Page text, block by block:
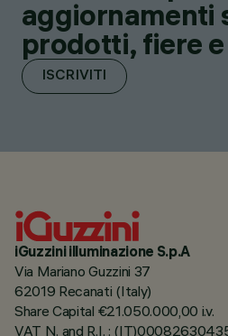
aggiornamenti
prodotti, fiere
ISCRIVITI
iGuzzini illuminazione S.p.A
Via Mariano Guzzini 37
62019 Recanati (Italy)
Share Capital €21.050.000,00 i.v.
VAT N. and R.I. :